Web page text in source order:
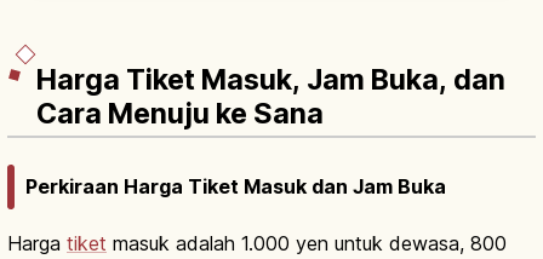
Harga Tiket Masuk, Jam Buka, dan
Cara Menuju ke Sana
Perkiraan Harga Tiket Masuk dan Jam Buka
Harga tiket masuk adalah 1.000 yen untuk dewasa, 800